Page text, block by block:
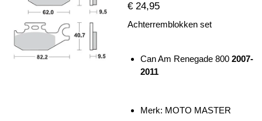
€ 24,95
Achterremblokken set
Can Am Renegade 800 2007-
2011
Merk: MOTO MASTER